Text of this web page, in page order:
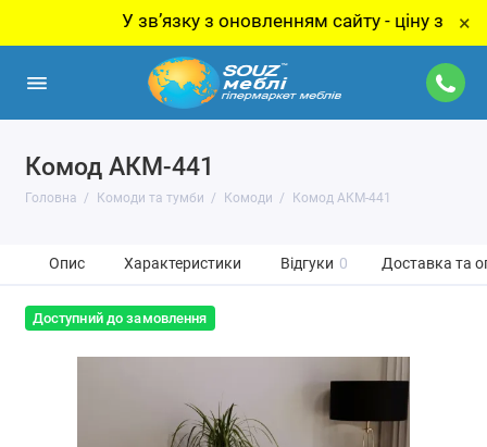
У звʼязку з оновленням сайту - ціну за товар ×
Комод АКМ-441
Головна Комоди та тумби Комоди Комод АКМ-441
Опис Характеристики Відгуки 0 Доставка та
Доступний до замовлення